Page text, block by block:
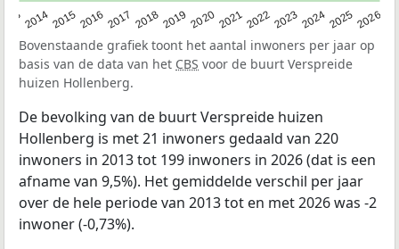
2014201520162017 20182019 2020202120222023202420252026
Bovenstaande grafiek toont het aantal inwoners per jaar op
basis van de data van het CBS voor de buurt Verspreide
huizen Hollenberg.
De bevolking van de buurt Verspreide huizen
Hollenberg is met 21 inwoners gedaald van 220
inwoners in 2013 tot 199 inwoners in 2026 (dat is een
afname van 9,5%). Het gemiddelde verschil per jaar
over de hele periode van 2013 tot en met 2026 was -2
inwoner (-0,73%).